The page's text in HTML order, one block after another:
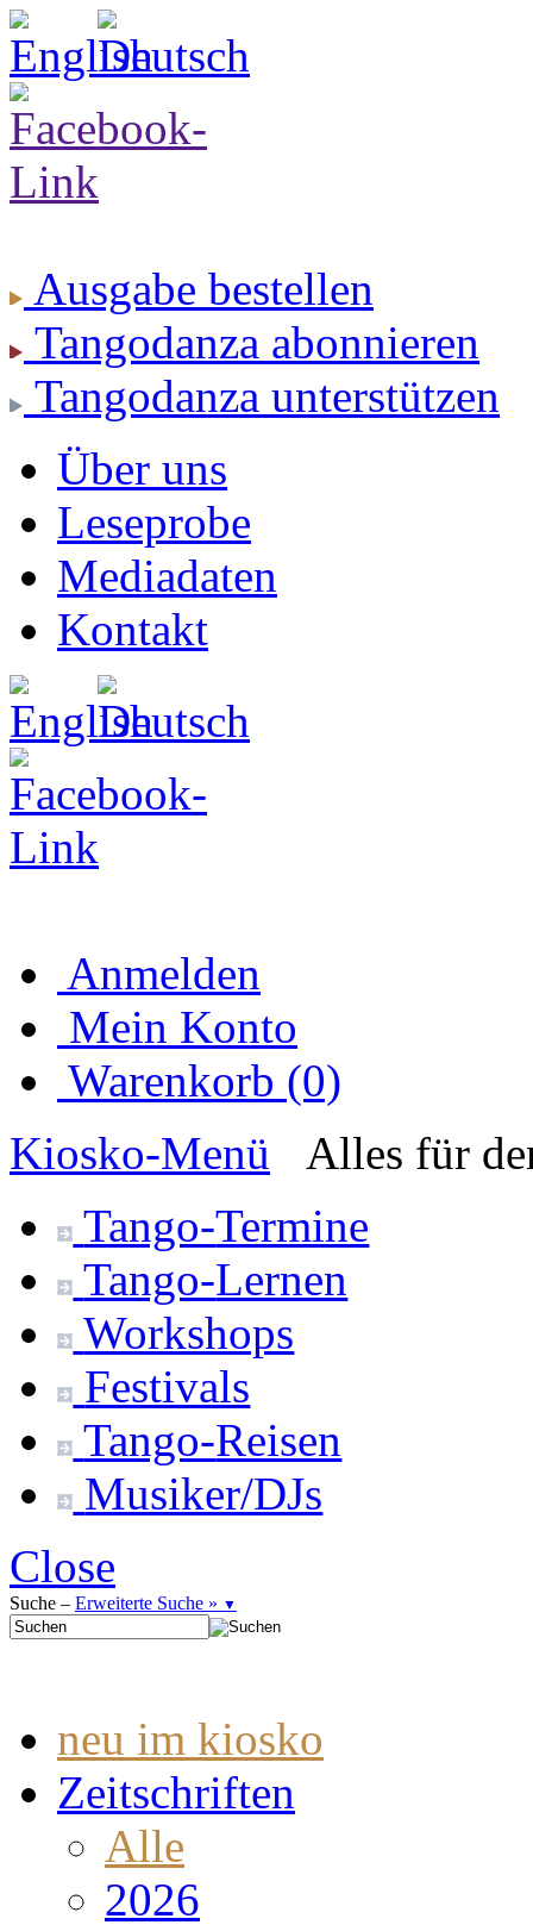
Ausgabe bestellen
Tangodanza abonnieren
Tangodanza unterstützen
Über uns
Leseprobe
Mediadaten
Kontakt
Anmelden
Mein Konto
Warenkorb (0)
Kiosko-Menü
Alles für
Tango-Termine
Tango-Lernen
Workshops
Festivals
Tango-Reisen
Musiker/DJs
Close
Suche – Erweiterte Suche » ▼
neu im kiosko
Zeitschriften
Alle
2026